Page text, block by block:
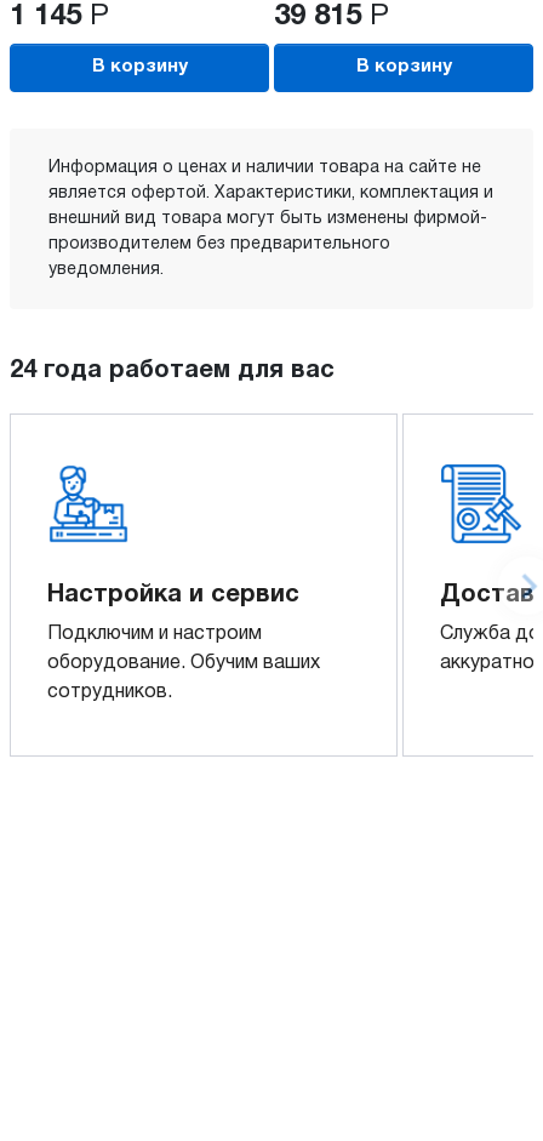
1 145 Р
В корзину
39 815 Р
В корзину
Информация о ценах и наличии товара на сайте не
является офертой. Характеристики, комплектация и
внешний вид товара могут быть изменены фирмой-
производителем без предварительного
уведомления.
24 года работаем для вас
Настройка и сервис
Подключим и настроим
оборудование. Обучим ваших
сотрудников.
Служба
аккуратно